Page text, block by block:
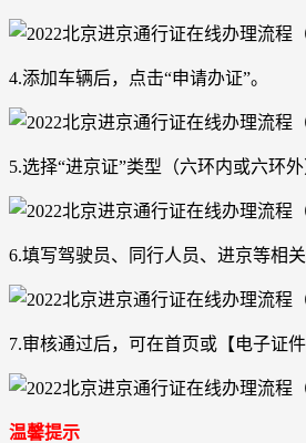
4.添加车辆后，点击“申请办证”。
5.选择“进京证”类型（六环内或六环外
6.填写驾驶员、同行人员、进京等相关
7.审核通过后，可在首页或【电子证件
温馨提示